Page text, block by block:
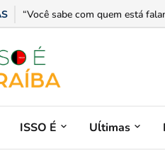
Dia dos Pais movimenta
ISSO É Uĺtimas